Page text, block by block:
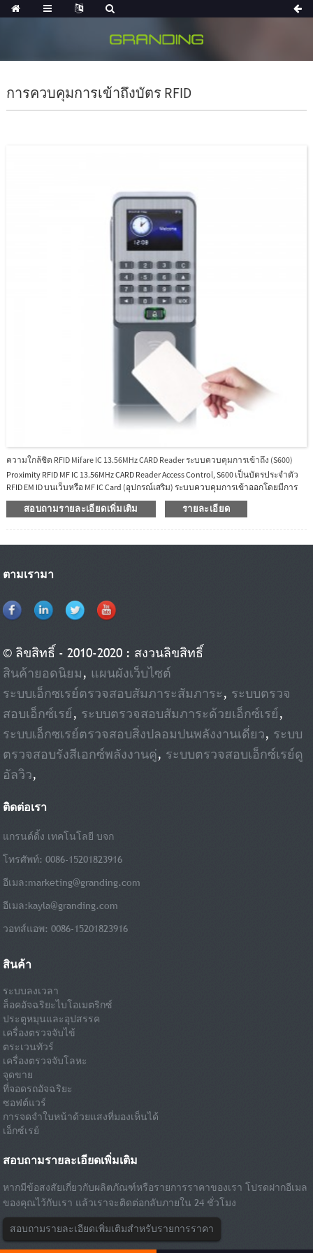
การควบคุมการเข้าถึงบัตร RFID
ความใกล้ชิด RFID Mifare IC 13.56MHz CARD Reader ระบบควบคุมการเข้าถึง (S600)
Proximity RFID MF IC 13.56MHz CARD Reader Access Control, S600 เป็นบัตรประจำตัว
RFID EM ID บนเว็บหรือ MF IC Card (อุปกรณ์เสริม) ระบบควบคุมการเข้าออกโดยมีการ
ออกแบบเพรียวบางสวยงามซึ่งเป็นที่นิยมอย่างมากในตลาดการควบคุมการเข้าถึง
แบบมืออาชีพ ฟังก์ชั่นทำให้ระบบทำงานมีเสถียรภาพและเชื่อถือได้S600 รองรับบันทึก
สอบถามรายละเอียดเพิ่มเติม รายละเอียด
ตามเรามา
© ลิขสิทธิ์ - 2010-2020 : สงวนลิขสิทธิ์
สินค้ายอดนิยม, แผนผังเว็บไซต์
ระบบเอ็กซเรย์ตรวจสอบสัมภาระสัมภาระ, ระบบตรวจ
สอบเอ็กซ์เรย์, ระบบตรวจสอบสัมภาระด้วยเอ็กซ์เรย์,
ระบบเอ็กซเรย์ตรวจสอบสิ่งปลอมปนพลังงานเดี่ยว, ระบบ
ตรวจสอบรังสีเอกซ์พลังงานคู่, ระบบตรวจสอบเอ็กซ์เรย์ดู
อัลวิว,
ติดต่อเรา
แกรนด์ดิ้ง เทคโนโลยี บจก
โทรศัพท์: 0086-15201823916
อีเมล:marketing@granding.com
อีเมล:kayla@granding.com
วอทส์แอพ: 0086-15201823916
สินค้า
ระบบลงเวลา
ล็อคอัจฉริยะไบโอเมตริกซ์
ประตูหมุนและอุปสรรค
เครื่องตรวจจับไข้
ตระเวนทัวร์
เครื่องตรวจจับโลหะ
จุดขาย
ที่จอดรถอัจฉริยะ
ซอฟต์แวร์
การจดจำใบหน้าด้วยแสงที่มองเห็นได้
เอ็กซ์เรย์
สอบถามรายละเอียดเพิ่มเติม
หากมีข้อสงสัยเกี่ยวกับผลิตภัณฑ์หรือรายการราคาของเรา โปรดฝากอีเมล
ของคุณไว้กับเรา แล้วเราจะติดต่อกลับภายใน 24 ชั่วโมง
สอบถามรายละเอียดเพิ่มเติมสำหรับรายการราคา